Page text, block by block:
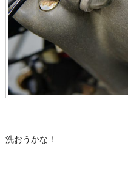
洗おうかな！